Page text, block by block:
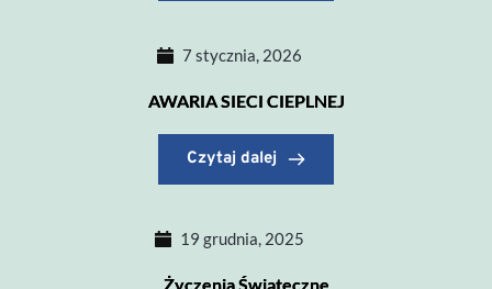
7 stycznia, 2026
AWARIA SIECI CIEPLNEJ
Czytaj dalej
19 grudnia, 2025
Życzenia Świąteczne